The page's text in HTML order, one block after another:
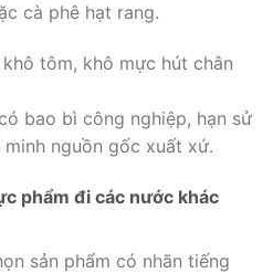
cà phê hạt rang.
tôm, khô mực hút chân
bao bì công nghiệp, hạn sử
nguồn gốc xuất xứ.
phẩm đi các nước khác
sản phẩm có nhãn tiếng